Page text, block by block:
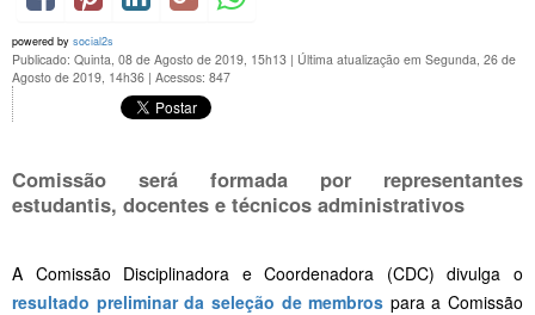
powered by social2s
Publicado: Quinta, 08 de Agosto de 2019, 15h13 | Última atualização em Segunda, 26 de
Agosto de 2019, 14h36 | Acessos: 847
Comissão será formada por representantes
estudantis, docentes e técnicos administrativos
A Comissão Disciplinadora e Coordenadora (CDC) divulga o
resultado preliminar da seleção de membros para a Comissão